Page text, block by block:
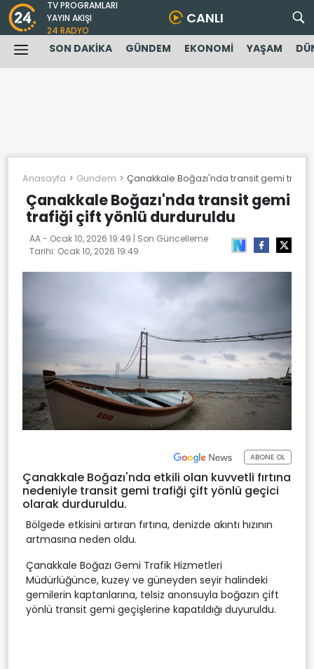
TV PROGRAMLARI
YAYIN AKIŞI
24 RADYO
CANLI
SON DAKİKA GÜNDEM EKONOMİ YAŞAM
Anasayfa Gundem Çanakkale Boğazı'nda transit gemi
Çanakkale Boğazı'nda transit gemi
trafiği çift yönlü durduruldu
AA - Ocak 10, 2026 19:49 | Son Güncelleme
Tarihi: Ocak 10, 2026 19:49
ABONE OL
Çanakkale Boğazı'nda etkili olan kuvvetli fırtına
nedeniyle transit gemi trafiği çift yönlü geçici
olarak durduruldu.
Bölgede etkisini artıran fırtına, denizde akıntı hızının
artmasına neden oldu.
Çanakkale Boğazı Gemi Trafik Hizmetleri
Müdürlüğünce, kuzey ve güneyden seyir halindeki
gemilerin kaptanlarına, telsiz anonsuyla boğazın çift
yönlü transit gemi geçişlerine kapatıldığı duyuruldu.